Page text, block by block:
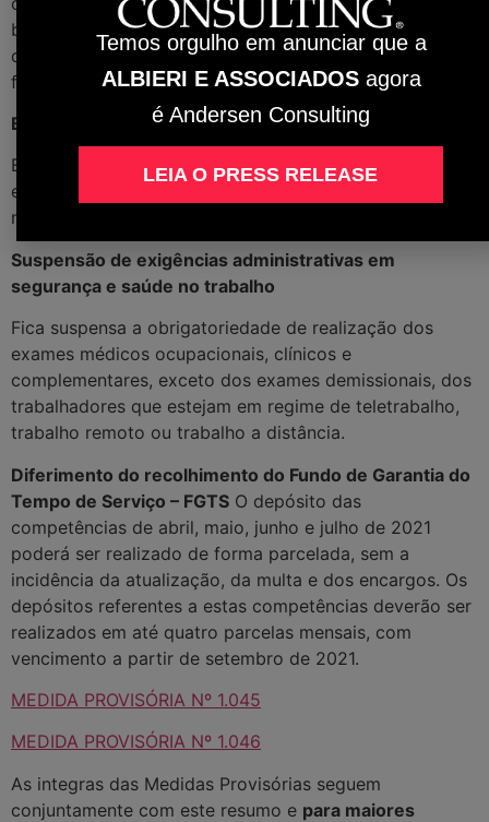
beneficiados, com antecedência de, no mínimo,
quarenta e oito horas, com a indicação expressa dos
feriados aproveitados.
Banco de Horas
Em caso de interrupção das atividades pelo
empregador, as horas poderão ser compensadas
mediante acordo individual, no prazo de 18 meses.
Suspensão de exigências administrativas em
segurança e saúde no trabalho
Fica suspensa a obrigatoriedade de realização dos
exames médicos ocupacionais, clínicos e
complementares, exceto dos exames demissionais, dos
trabalhadores que estejam em regime de teletrabalho,
trabalho remoto ou trabalho a distância.
Diferimento do recolhimento do Fundo de Garantia do
Tempo de Serviço – FGTS O depósito das
competências de abril, maio, junho e julho de 2021
poderá ser realizado de forma parcelada, sem a
incidência da atualização, da multa e dos encargos. Os
depósitos referentes a estas competências deverão ser
realizados em até quatro parcelas mensais, com
vencimento a partir de setembro de 2021.
MEDIDA PROVISÓRIA Nº 1.045
MEDIDA PROVISÓRIA Nº 1.046
As integras das Medidas Provisórias seguem
conjuntamente com este resumo e para maiores
Temos orgulho em anunciar que a
ALBIERI E ASSOCIADOSagora
é Andersen Consulting
LEIA O PRESS RELEASE